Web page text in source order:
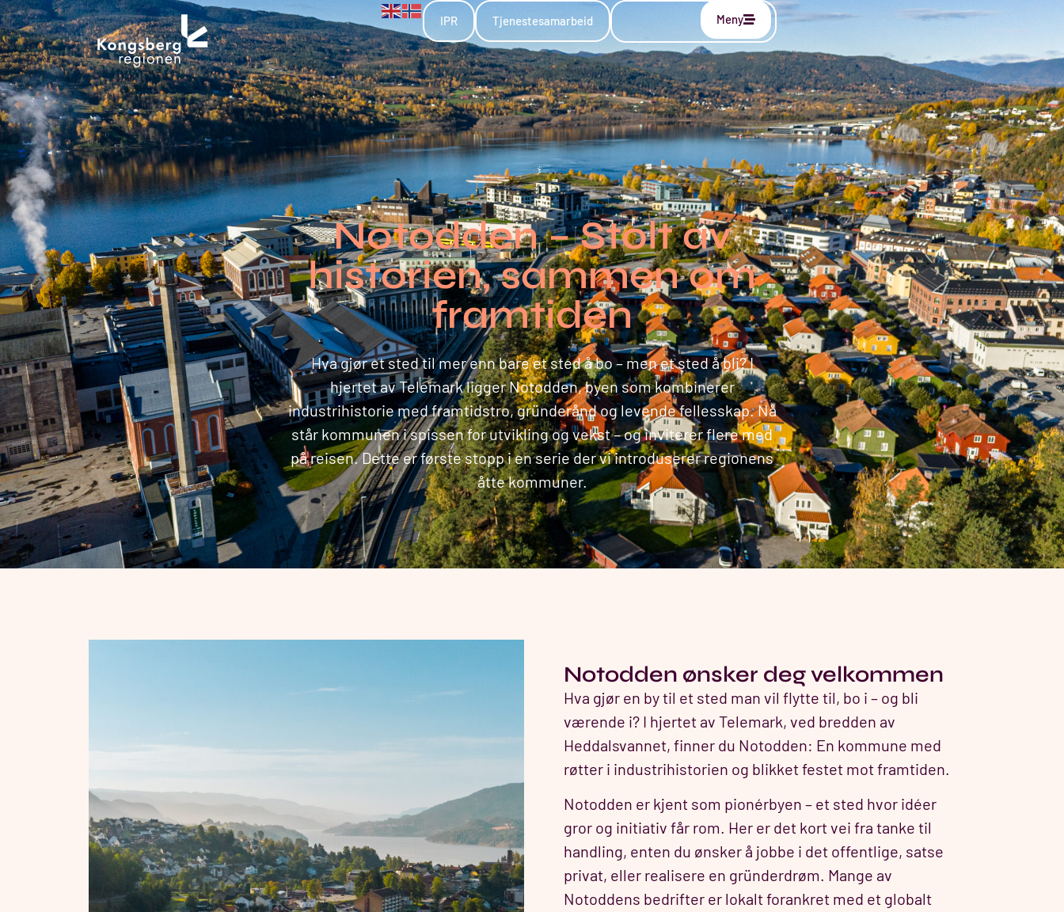
til
innholdet
IPR Tjenestesamarbeid Meny
Notodden – Stolt av
historien, sammen om
framtiden
Hva gjør et sted til mer enn bare et sted å bo – men et sted å bli? I
hjertet av Telemark ligger Notodden, byen som kombinerer
industrihistorie med framtidstro, gründerånd og levende fellesskap. Nå
står kommunen i spissen for utvikling og vekst – og inviterer flere med
på reisen. Dette er første stopp i en serie der vi introduserer regionens
åtte kommuner.
Notodden ønsker deg velkommen
Hva gjør en by til et sted man vil flytte til, bo i – og bli
værende i? I hjertet av Telemark, ved bredden av
Heddalsvannet, finner du Notodden: En kommune med
røtter i industrihistorien og blikket festet mot framtiden.
Notodden er kjent som pionérbyen – et sted hvor idéer
gror og initiativ får rom. Her er det kort vei fra tanke til
handling, enten du ønsker å jobbe i det offentlige, satse
privat, eller realisere en gründerdrøm. Mange av
Notoddens bedrifter er lokalt forankret med et globalt